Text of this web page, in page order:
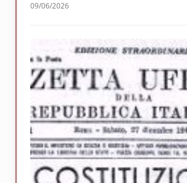
09/06/2026